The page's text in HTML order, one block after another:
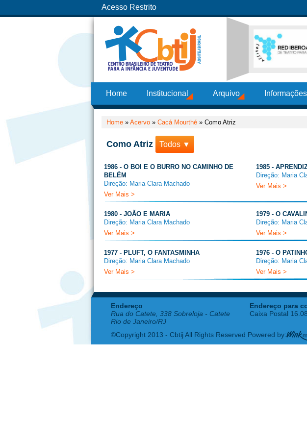
Acesso Restrito
Home Institucional Arquivo
Home » Acervo » Cacá Mourthé » Como Atriz
Como Atriz Todos ▼
1986 - O BOI E O BURRO NO CAMINHO DE
BELÉM
Direção: Maria Clara Machado
Ver Mais >
1985 -
Direção: Maria
Ver Mais >
1980 - JOÃO E MARIA
Direção: Maria Clara Machado
Ver Mais >
1979 - O
Direção: Maria
Ver Mais >
1977 - PLUFT, O FANTASMINHA
Direção: Maria Clara Machado
Ver Mais >
1976 - O
Direção: Maria
Ver Mais >
Endereço
Rua do Catete, 338 Sobreloja - Catete
Rio de Janeiro/RJ
Endereço para
Caixa Postal
©Copyright 2013 - Cbtij All Rights Reserved Powered by: